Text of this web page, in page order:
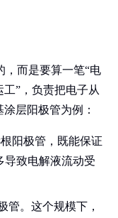
，而是要算一笔“电
”，负责把电子从
层阳极管为例：
根阳极管，既能保证
导致电解液流动受
管。这个规模下，